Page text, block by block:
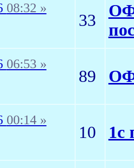
08:32 »
33
06:53 »
89
00:14 »
10 1c